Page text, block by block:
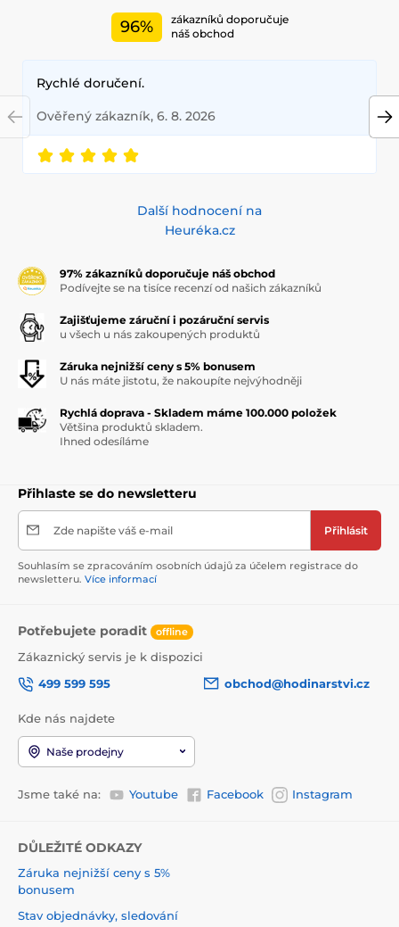
96%
zákazníků doporučuje
náš obchod
Rychlé doručení.
Ověřený zákazník, 6. 8. 2026
Další hodnocení na
Heuréka.cz
97% zákazníků doporučuje náš obchod
Podívejte se na tisíce recenzí od našich zákazníků
Zajišťujeme záruční i pozáruční servis
u všech u nás zakoupených produktů
Záruka nejnižší ceny s 5% bonusem
U nás máte jistotu, že nakoupíte nejvýhodněji
Rychlá doprava - Skladem máme 100.000 položek
Většina produktů skladem.
Ihned odesíláme
Přihlaste se do newsletteru
Zde napište váš e-mail Přihlásit
Souhlasím se zpracováním osobních údajů za účelem registrace do
newsletteru. Více informací
Potřebujete poradit offline
Zákaznický servis je k dispozici
499 599 595
obchod@hodinarstvi.cz
Kde nás najdete
Naše prodejny
Jsme také na: Youtube Facebook Instagram
DŮLEŽITÉ ODKAZY
Záruka nejnižší ceny s 5%
bonusem
Stav objednávky, sledování